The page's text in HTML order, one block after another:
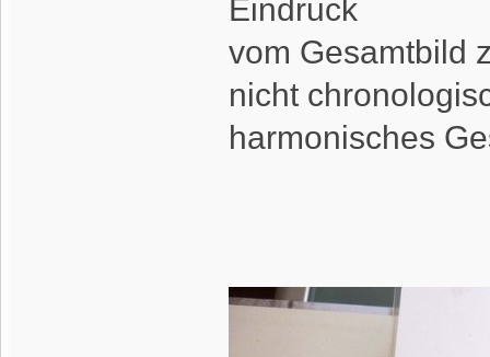
Eindruck
vom Gesamtbild
nicht
harmonisches